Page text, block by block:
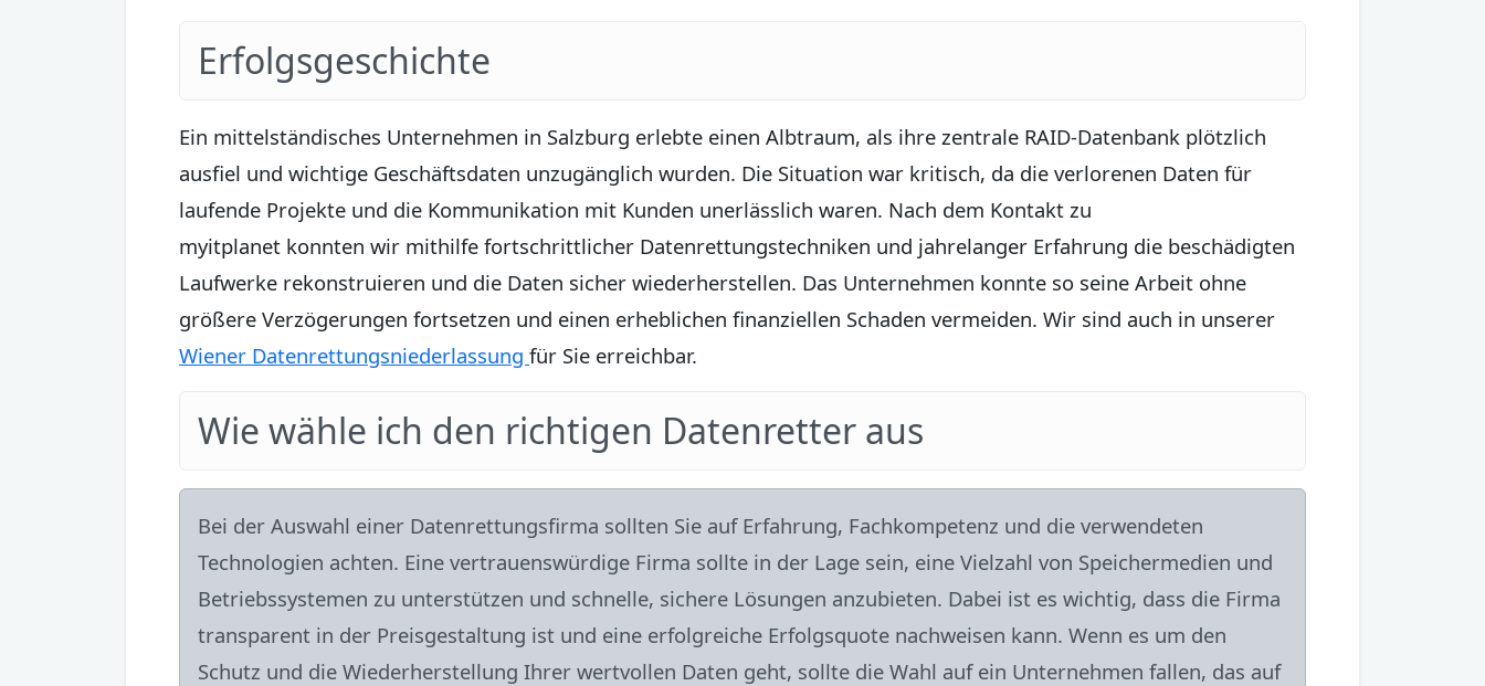
Erfolgsgeschichte
Ein mittelständisches Unternehmen in Salzburg erlebte einen Albtraum, als ihre zentrale RAID-Datenbank plötzlich
ausfiel und wichtige Geschäftsdaten unzugänglich wurden. Die Situation war kritisch, da die verlorenen Daten für
laufende Projekte und die Kommunikation mit Kunden unerlässlich waren. Nach dem Kontakt zu
myitplanet konnten wir mithilfe fortschrittlicher Datenrettungstechniken und jahrelanger Erfahrung die beschädigten
Laufwerke rekonstruieren und die Daten sicher wiederherstellen. Das Unternehmen konnte so seine Arbeit ohne
größere Verzögerungen fortsetzen und einen erheblichen finanziellen Schaden vermeiden. Wir sind auch in unserer
Wiener Datenrettungsniederlassung für Sie erreichbar.
Wie wähle ich den richtigen Datenretter aus
Bei der Auswahl einer Datenrettungsfirma sollten Sie auf Erfahrung, Fachkompetenz und die verwendeten
Technologien achten. Eine vertrauenswürdige Firma sollte in der Lage sein, eine Vielzahl von Speichermedien und
Betriebssystemen zu unterstützen und schnelle, sichere Lösungen anzubieten. Dabei ist es wichtig, dass die Firma
transparent in der Preisgestaltung ist und eine erfolgreiche Erfolgsquote nachweisen kann. Wenn es um den
Schutz und die Wiederherstellung Ihrer wertvollen Daten geht, sollte die Wahl auf ein Unternehmen fallen, das auf